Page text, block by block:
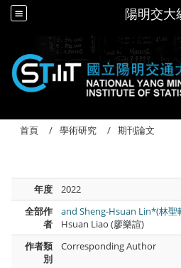
陽明交大
首頁 學術研究 期刊論文
年度
2022
全部作
者
and Sheng-Hsuan Lin*(林聖
Hsuan Liao (廖樂諠)
作者類
別
Corresponding Author